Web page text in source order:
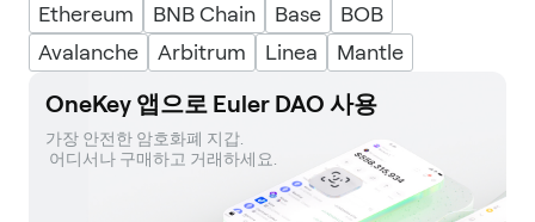
Ethereum
BNB Chain Base
BOB
Avalanche
Arbitrum Linea Mantle
OneKey 앱으로 Euler DAO 사용
가장 안전한 암호화폐 지갑.
어디서나 구매하고 거래하세요.